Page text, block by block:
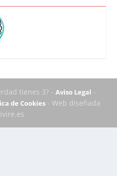
tienes 3? - Aviso Legal -
de Cookies - Web diseñada